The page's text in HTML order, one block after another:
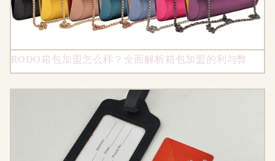
RODO箱包加盟怎么样？全面解析箱包加盟的利与弊